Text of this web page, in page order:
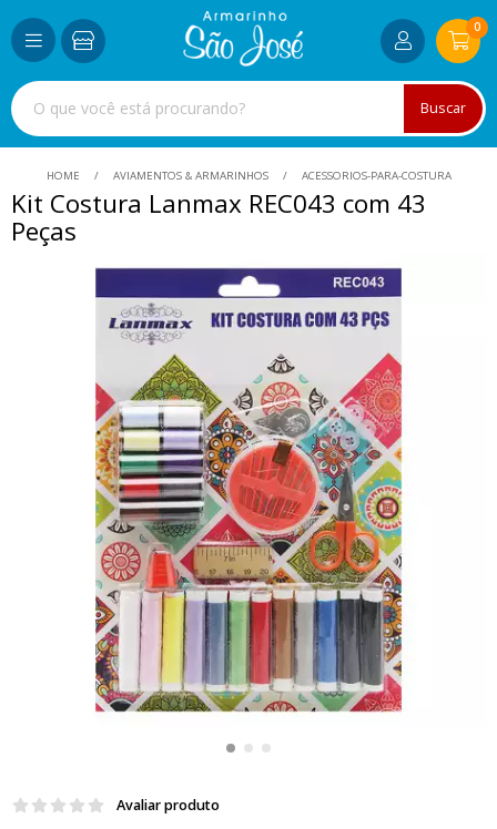
Buscar
0
HOME AVIAMENTOS & ARMARINHOS ACESSORIOS-PARA-COSTURA
Kit Costura Lanmax REC043 com 43
Peças
Avaliar produto